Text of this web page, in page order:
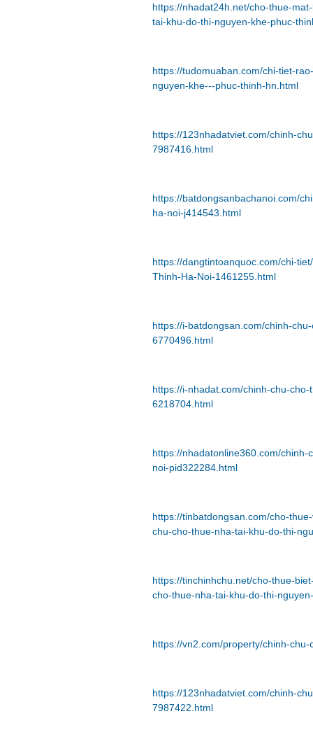
https://nhadat24h.net/cho-thue-
tai-khu-do-thi-nguyen-khe-phuc-
https://tudomuaban.com/chi-tiet-
nguyen-khe---phuc-thinh-hn.html
https://123nhadatviet.com/chinh-
7987416.html
https://batdongsanbachanoi.com/
ha-noi-j414543.html
https://dangtintoanquoc.com/chi-
Thinh-Ha-Noi-1461255.html
https://i-batdongsan.com/chinh-
6770496.html
https://i-nhadat.com/chinh-chu-
6218704.html
https://nhadatonline360.com/
noi-pid322284.html
https://tinbatdongsan.com/cho-
chu-cho-thue-nha-tai-khu-do-thi-
https://tinchinhchu.net/cho-thue-
cho-thue-nha-tai-khu-do-thi-
https://vn2.com/property/chinh-
https://123nhadatviet.com/chinh-
7987422.html